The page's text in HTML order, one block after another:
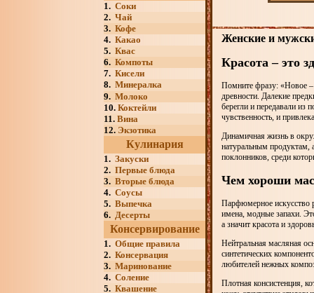
1. Соки
2. Чай
3. Кофе
4. Какао
5. Квас
6. Компоты
7. Кисели
8. Минералка
9. Молоко
10. Коктейли
11. Вина
12. Экзотика
Кулинария
1. Закуски
2. Первые блюда
3. Вторые блюда
4. Соусы
5. Выпечка
6. Десерты
Консервирование
1. Общие правила
2. Консервация
3. Маринование
4. Соление
5. Квашение
Женские и
Красота – это
Помните фразу: «Новое –
древности. Далекие
берегли и передавали из
чувственность, и
Динамичная жизнь в
натуральным продуктам,
поклонников, среди
Чем хороши
Парфюмерное искусство
имена, модные запахи.
а значит красота и
Нейтральная масляная
синтетических
любителей нежных
Плотная консистенция,